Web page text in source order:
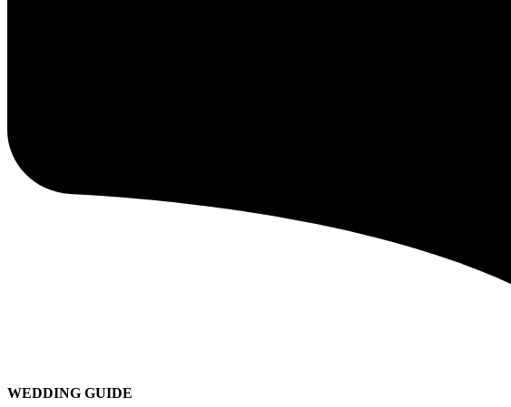
WEDDING GUIDE